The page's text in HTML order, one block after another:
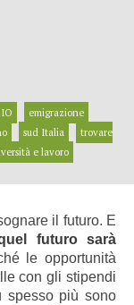
emigrazione
sud Italia
trovare
e lavoro
il futuro. E
futuro sarà
le opportunità
con gli stipendi
spesso più sono